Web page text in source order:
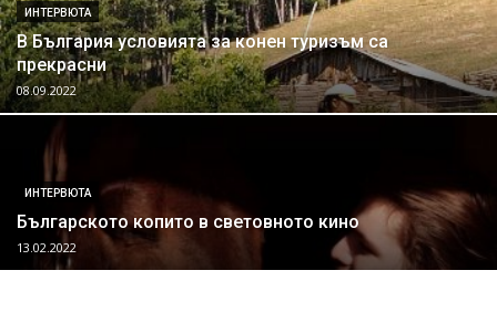
ИНТЕРВЮТА
В България условията за конен туризъм са
прекрасни
08.09.2022
ИНТЕРВЮТА
Българското копито в световното кино
13.02.2022